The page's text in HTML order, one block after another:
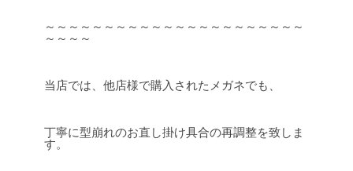
～～～～～～～～～～～～～～～～～～～～～～
～～～～
当店では、他店様で購入されたメガネでも、
丁寧に型崩れのお直し掛け具合の再調整を致しま
す。